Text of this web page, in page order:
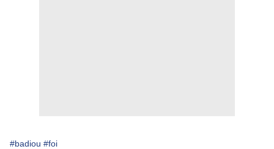
#badiou #foi